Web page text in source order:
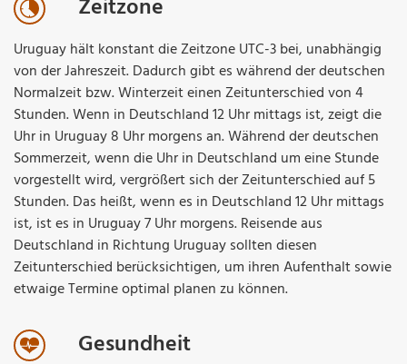
Zeitzone
Uruguay hält konstant die Zeitzone UTC-3 bei, unabhängig
von der Jahreszeit. Dadurch gibt es während der deutschen
Normalzeit bzw. Winterzeit einen Zeitunterschied von 4
Stunden. Wenn in Deutschland 12 Uhr mittags ist, zeigt die
Uhr in Uruguay 8 Uhr morgens an. Während der deutschen
Sommerzeit, wenn die Uhr in Deutschland um eine Stunde
vorgestellt wird, vergrößert sich der Zeitunterschied auf 5
Stunden. Das heißt, wenn es in Deutschland 12 Uhr mittags
ist, ist es in Uruguay 7 Uhr morgens. Reisende aus
Deutschland in Richtung Uruguay sollten diesen
Zeitunterschied berücksichtigen, um ihren Aufenthalt sowie
etwaige Termine optimal planen zu können.
Gesundheit